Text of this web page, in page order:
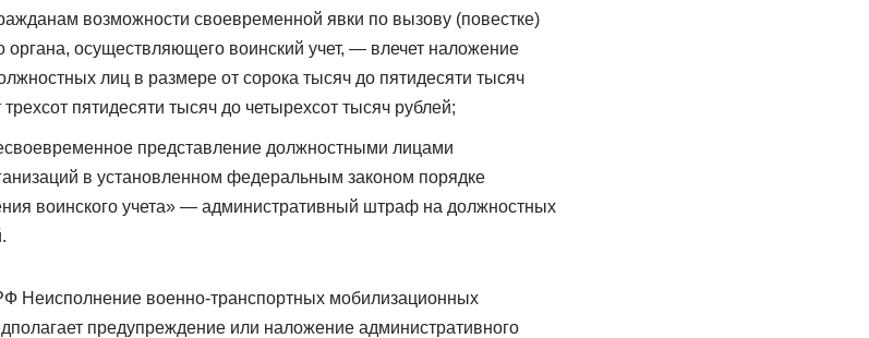
возможности своевременной явки по вызову (повестке)
органа, осуществляющего воинский учет, — влечет наложение
лиц в размере от сорока тысяч до пятидесяти тысяч
пятидесяти тысяч до четырехсот тысяч рублей;
представление должностными лицами
в установленном федеральным законом порядке
воинского учета» — административный штраф на должностных
Неисполнение военно-транспортных мобилизационных
предупреждение или наложение административного